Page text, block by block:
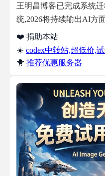
王明昌博客已完成系统
统,2026将持续输出AI方
❤️ 捐助本站
☀️ codex中转站,超低价,
🐥 推荐优惠服务器